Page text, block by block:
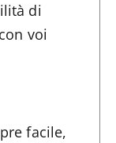
di
voi
facile,